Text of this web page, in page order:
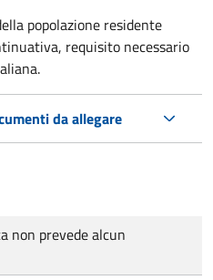
popolazione residente
requisito necessario
da allegare
non prevede alcun